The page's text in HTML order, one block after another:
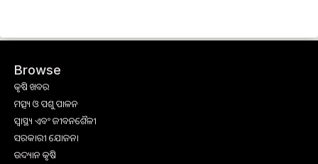
Browse
କୃଷି ଖବର
ମତ୍ସ୍ୟ ଓ ପଶୁ ପାଳନ
ସ୍ୱାସ୍ଥ୍ୟ ଏବଂ ଜୀବନଶୈଳୀ
ସରକାରୀ ଯୋଜନା
ଉଦ୍ୟାନ କୃଷି